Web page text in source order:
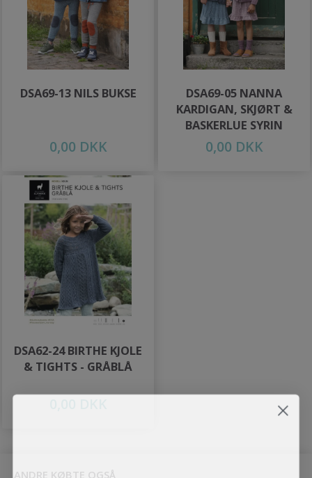
DSA69-13 NILS BUKSE
0,00 DKK
DSA69-05 NANNA
KARDIGAN, SKJØRT &
BASKERLUE SYRIN
0,00 DKK
DSA62-24 BIRTHE KJOLE
& TIGHTS - GRÅBLÅ
ANDRE KØBTE OGSÅ